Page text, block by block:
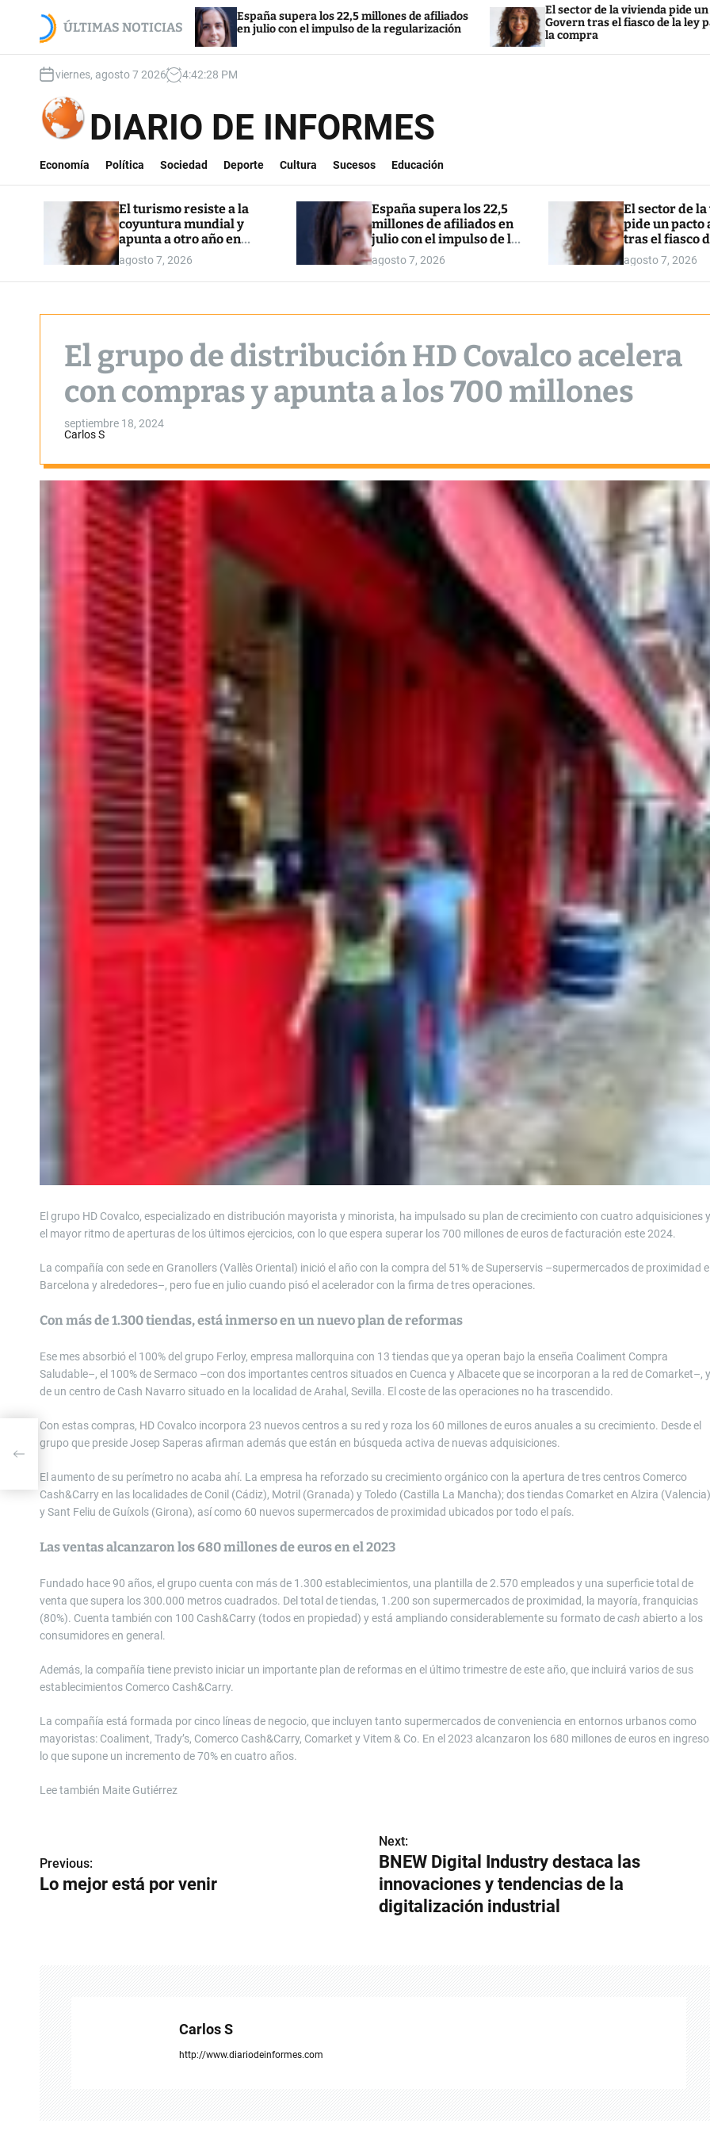
e
ÚLTIMAS NOTICIAS
y
España supera los 22,5 millones de afiliados
en julio con el impulso de la regularización
El sector de la vivienda pide un pacto al
Govern tras el fiasco de la ley para restringir
la compra
viernes, agosto 7 2026 4:42:30 PM
DIARIO DE INFORMES
Economía Política Sociedad Deporte Cultura Sucesos Educación
El turismo resiste a la
coyuntura mundial y
apunta a otro año en
máximos
agosto 7, 2026
España supera los 22,5
millones de afiliados en
julio con el impulso de la
regularización
agosto 7, 2026
El sector de
pide un pacto
tras el fiasco
para restringir
compra
agosto 7, 2026
El grupo de distribución HD Covalco acelera
con compras y apunta a los 700 millones
septiembre 18, 2024
Carlos S
El grupo HD Covalco, especializado en distribución mayorista y minorista, ha impulsado su plan de crecimiento con cuatro adquisiciones y
el mayor ritmo de aperturas de los últimos ejercicios, con lo que espera superar los 700 millones de euros de facturación este 2024.
La compañía con sede en Granollers (Vallès Oriental) inició el año con la compra del 51% de Superservis –supermercados de proximidad
Barcelona y alrededores–, pero fue en julio cuando pisó el acelerador con la firma de tres operaciones.
Con más de 1.300 tiendas, está inmerso en un nuevo plan de reformas
Ese mes absorbió el 100% del grupo Ferloy, empresa mallorquina con 13 tiendas que ya operan bajo la enseña Coaliment Compra
Saludable–, el 100% de Sermaco –con dos importantes centros situados en Cuenca y Albacete que se incorporan a la red de Comarket–, y
de un centro de Cash Navarro situado en la localidad de Arahal, Sevilla. El coste de las operaciones no ha trascendido.
Con estas compras, HD Covalco incorpora 23 nuevos centros a su red y roza los 60 millones de euros anuales a su crecimiento. Desde el
grupo que preside Josep Saperas afirman además que están en búsqueda activa de nuevas adquisiciones.
El aumento de su perímetro no acaba ahí. La empresa ha reforzado su crecimiento orgánico con la apertura de tres centros Comerco
Cash&Carry en las localidades de Conil (Cádiz), Motril (Granada) y Toledo (Castilla La Mancha); dos tiendas Comarket en Alzira (Valencia)
y Sant Feliu de Guíxols (Girona), así como 60 nuevos supermercados de proximidad ubicados por todo el país.
Las ventas alcanzaron los 680 millones de euros en el 2023
Fundado hace 90 años, el grupo cuenta con más de 1.300 establecimientos, una plantilla de 2.570 empleados y una superficie total de
venta que supera los 300.000 metros cuadrados. Del total de tiendas, 1.200 son supermercados de proximidad, la mayoría, franquicias
(80%). Cuenta también con 100 Cash&Carry (todos en propiedad) y está ampliando considerablemente su formato decash abierto a los
consumidores en general.
Además, la compañía tiene previsto iniciar un importante plan de reformas en el último trimestre de este año, que incluirá varios de sus
establecimientos Comerco Cash&Carry.
La compañía está formada por cinco líneas de negocio, que incluyen tanto supermercados de conveniencia en entornos urbanos como
mayoristas: Coaliment, Trady’s, Comerco Cash&Carry, Comarket y Vitem & Co. En el 2023 alcanzaron los 680 millones de euros en
lo que supone un incremento de 70% en cuatro años.
Lee también Maite Gutiérrez
a
Previous:
Lo mejor está por venir
Next:
BNEW Digital Industry destaca las
innovaciones y tendencias de la
digitalización industrial
Carlos S
http://www.diariodeinformes.com